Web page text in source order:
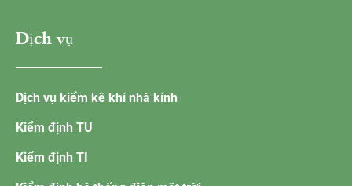
Dịch vụ
Dịch vụ kiểm kê khí nhà kính
Kiểm định TU
Kiểm định TI